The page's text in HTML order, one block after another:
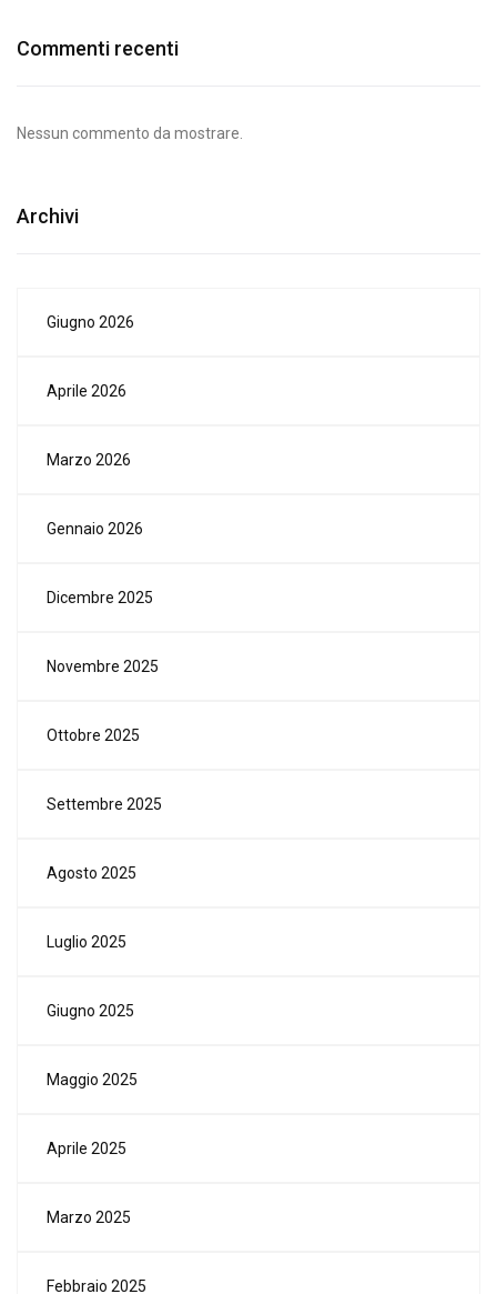
Commenti recenti
Nessun commento da mostrare.
Archivi
Giugno 2026
Aprile 2026
Marzo 2026
Gennaio 2026
Dicembre 2025
Novembre 2025
Ottobre 2025
Settembre 2025
Agosto 2025
Luglio 2025
Giugno 2025
Maggio 2025
Aprile 2025
Marzo 2025
Febbraio 2025